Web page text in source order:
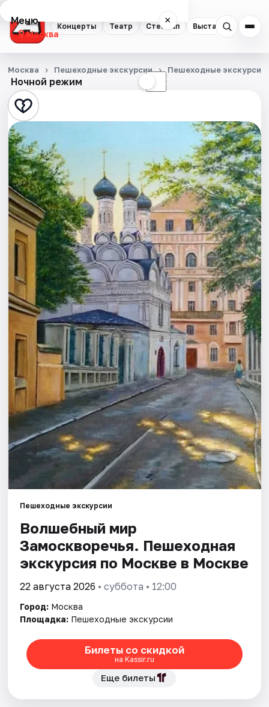
Концерты Театр Стендап Выставки
Меню ×
Москва
Концерты
Театр
Стендап
Выставки
Квесты
Экскурсии
Спорт
События
Города
Площадки
Артисты
Рейтинги
Ночной режим ☾
Москва Пешеходные экскурсии Пешеходные экскурсии
Пешеходные экскурсии
Волшебный мир
Замоскворечья. Пешеходная
экскурсия по Москве в Москве
22 августа 2026 • суббота • 12:00
Город: Москва
Площадка: Пешеходные экскурсии
Билеты со скидкой
на Kassir.ru
Еще билеты